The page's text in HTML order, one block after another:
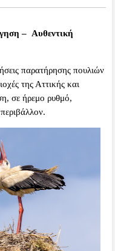
– Αυθεντική
παρατήρησης πουλιών
της Αττικής και
σε ήρεμο ρυθμό,